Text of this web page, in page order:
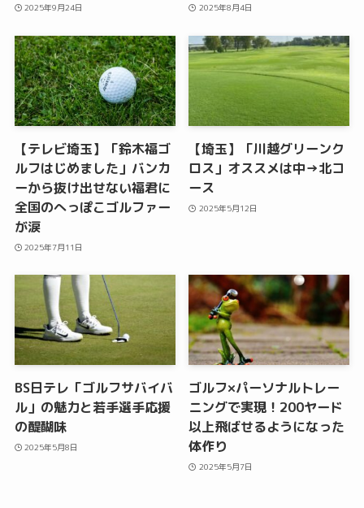
2025年9月24日 2025年8月4日
【テレビ埼玉】「鈴木福ゴ
ルフはじめました」バンカ
ーから抜け出せない福君に
全国のへっぽこゴルファー
が涙
2025年7月11日
【埼玉】「川越グリーンク
ロス」オススメは中→北コ
ース
2025年5月12日
BS日テレ「ゴルフサバイバ
ル」の魅力と若手選手応援
の醍醐味
2025年5月8日
ゴルフ×パーソナルトレー
ニングで実現！200ヤード
以上飛ばせるようになった
体作り
2025年5月7日